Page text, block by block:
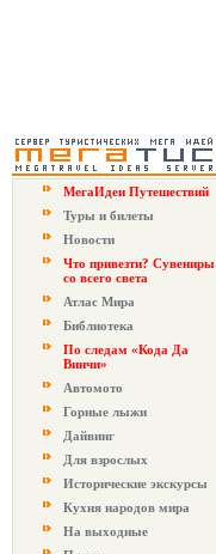
МегаИдеи Путешествий
Туры и билеты
Новости
Что привезти? Сувениры
со всего света
Атлас Мира
Библиотека
По следам «Кода Да
Винчи»
Автомото
Горные лыжи
Дайвинг
Для взрослых
Исторические экскурсы
Кухня народов мира
На выходные